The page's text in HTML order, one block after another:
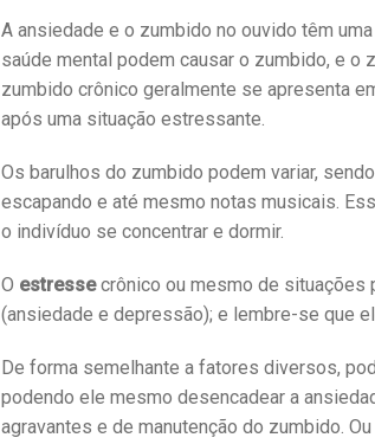
A ansiedade e o zumbido no ouvido têm
saúde mental podem causar o zumbido, e
zumbido crônico geralmente se apresenta
após uma situação estressante.
Os barulhos do zumbido podem variar,
escapando e até mesmo notas musicais.
o indivíduo se concentrar e dormir.
O estressecrônico ou mesmo de
(ansiedade e depressão); e lembre-se que
De forma semelhante a fatores diversos,
podendo ele mesmo desencadear a
agravantes e de manutenção do zumbido.